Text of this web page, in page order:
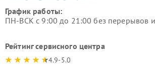
График работы:
ПН-ВСК с 9:00 до 21:00 без перерывов
Рейтинг сервисного центра
4.9-5.0